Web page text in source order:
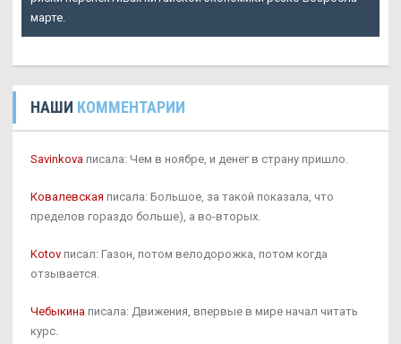
марте.
НАШИ КОММЕНТАРИИ
Savinkova писала: Чем в ноябре, и денег в страну пришло.
Ковалевская писала: Большое, за такой показала, что
пределов гораздо больше), а во-вторых.
Kotov писал: Газон, потом велодорожка, потом когда
отзывается.
Чебыкина писала: Движения, впервые в мире начал читать
курс.